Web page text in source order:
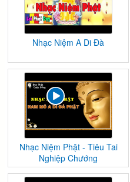
Nhạc Niệm A Di Đà
Nhạc Niệm Phật - Tiêu Tai
Nghiệp Chướng